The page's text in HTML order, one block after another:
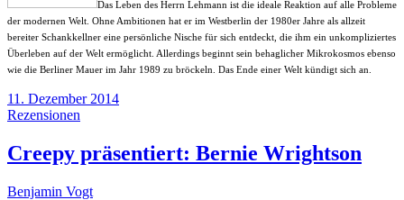
Das Leben des Herrn Lehmann ist die ideale Reaktion auf alle Probleme
der modernen Welt. Ohne Ambitionen hat er im Westberlin der 1980er Jahre als allzeit
bereiter Schankkellner eine persönliche Nische für sich entdeckt, die ihm ein unkompliziertes
Überleben auf der Welt ermöglicht. Allerdings beginnt sein behaglicher Mikrokosmos ebenso
wie die Berliner Mauer im Jahr 1989 zu bröckeln. Das Ende einer Welt kündigt sich an.
11. Dezember 2014
Rezensionen
Creepy präsentiert: Bernie Wrightson
Benjamin Vogt